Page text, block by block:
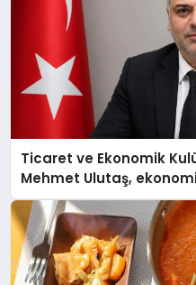
Ticaret ve Ekonomik
Mehmet Ulutaş,
açıklamada şunları